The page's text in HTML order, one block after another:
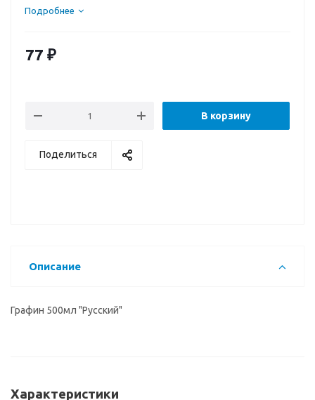
Подробнее
77 ₽
В корзину
Поделиться
Описание
Графин 500мл "Русский"
Характеристики